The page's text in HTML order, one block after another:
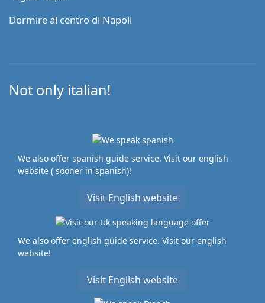
Dormire al centro di Napoli
Not only italian!
We also offer spanish guide service. Visit our english
website ( sooner in spanish)!
Visit English website
We also offer english guide service. Visit our english
website!
Visit English website